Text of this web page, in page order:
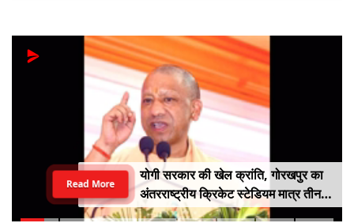
योगी सरकार की खेल क्रांति, गोरखपुर का
अंतरराष्ट्रीय क्रिकेट स्टेडियम मात्र तीन
महीने में लगभग 20% तैयार
Read More